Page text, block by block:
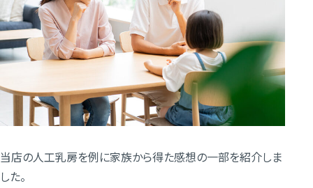
当店の人工乳房を例に家族から得た感想の一部を紹介しま
した。